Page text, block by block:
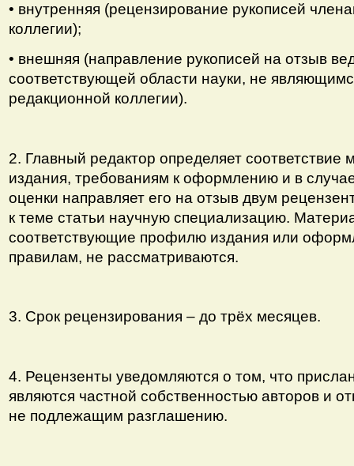
• внутренняя (рецензирование рукописей
коллегии);
• внешняя (направление рукописей на отзыв
соответствующей области науки, не
редакционной коллегии).
2. Главный редактор определяет
издания, требованиям к оформлению и в
оценки направляет его на отзыв двум
к теме статьи научную специализацию.
соответствующие профилю издания или
правилам, не рассматриваются.
3. Срок рецензирования – до трёх месяцев.
4. Рецензенты уведомляются о том, что
являются частной собственностью авторов и
не подлежащим разглашению.